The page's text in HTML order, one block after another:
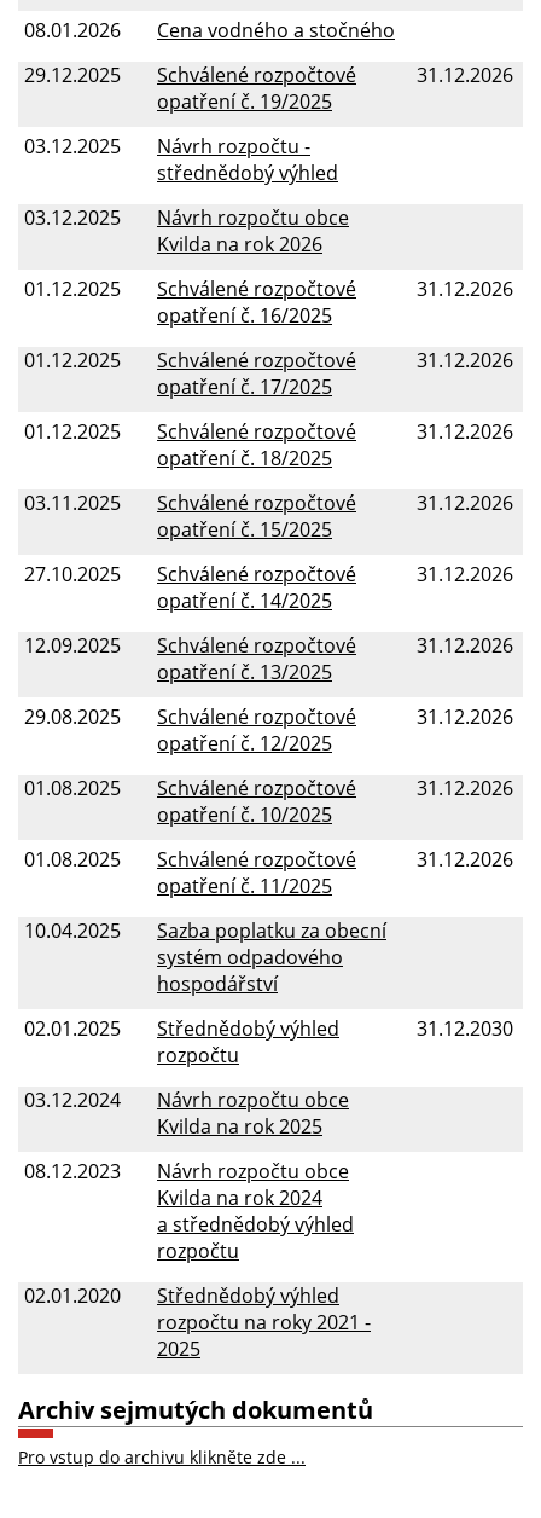
08.01.2026
Cena vodného a stočného
29.12.2025
31.12.2026
Schválené rozpočtové
opatření č. 19/2025
03.12.2025
Návrh rozpočtu -
střednědobý výhled
03.12.2025
Návrh rozpočtu obce
Kvilda na rok 2026
01.12.2025
31.12.2026
Schválené rozpočtové
opatření č. 16/2025
01.12.2025
31.12.2026
Schválené rozpočtové
opatření č. 17/2025
01.12.2025
31.12.2026
Schválené rozpočtové
opatření č. 18/2025
03.11.2025
31.12.2026
Schválené rozpočtové
opatření č. 15/2025
27.10.2025
31.12.2026
Schválené rozpočtové
opatření č. 14/2025
12.09.2025
31.12.2026
Schválené rozpočtové
opatření č. 13/2025
29.08.2025
31.12.2026
Schválené rozpočtové
opatření č. 12/2025
01.08.2025
31.12.2026
Schválené rozpočtové
opatření č. 10/2025
01.08.2025
31.12.2026
Schválené rozpočtové
opatření č. 11/2025
10.04.2025
Sazba poplatku za obecní
systém odpadového
hospodářství
02.01.2025
31.12.2030
Střednědobý výhled
rozpočtu
03.12.2024
Návrh rozpočtu obce
Kvilda na rok 2025
08.12.2023
Návrh rozpočtu obce
Kvilda na rok 2024
a střednědobý výhled
rozpočtu
02.01.2020
Střednědobý výhled
rozpočtu na roky 2021 -
2025
Archiv sejmutých dokumentů
Pro vstup do archivu klikněte zde ...